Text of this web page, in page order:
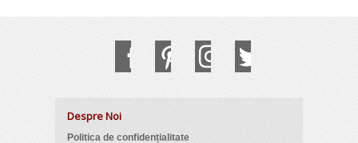
Despre Noi
Politica de confidențialitate